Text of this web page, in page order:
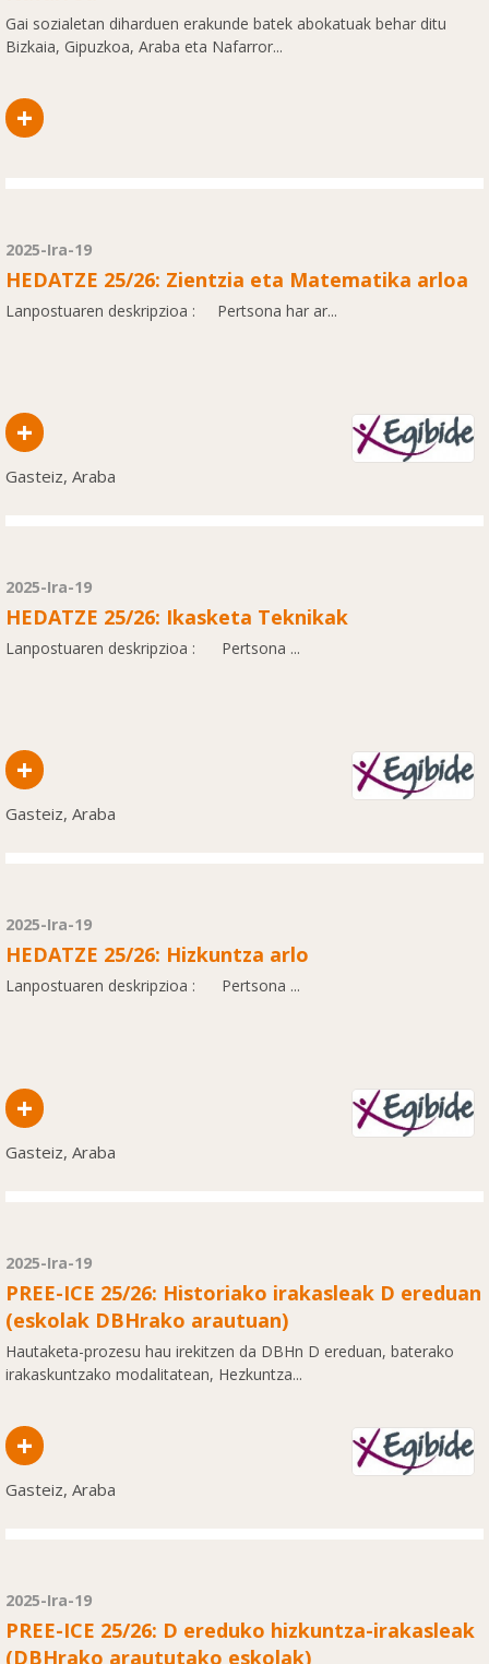
Gai sozialetan diharduen erakunde batek abokatuak behar ditu
Bizkaia, Gipuzkoa, Araba eta Nafarror...
+
2025-Ira-19
HEDATZE 25/26: Zientzia eta Matematika arloa
Lanpostuaren deskripzioa : Pertsona har ar...
+
Gasteiz, Araba
2025-Ira-19
HEDATZE 25/26: Ikasketa Teknikak
Lanpostuaren deskripzioa : Pertsona ...
+
Gasteiz, Araba
2025-Ira-19
HEDATZE 25/26: Hizkuntza arlo
Lanpostuaren deskripzioa : Pertsona ...
+
Gasteiz, Araba
2025-Ira-19
PREE-ICE 25/26: Historiako irakasleak D ereduan
(eskolak DBHrako arautuan)
Hautaketa-prozesu hau irekitzen da DBHn D ereduan, baterako
irakaskuntzako modalitatean, Hezkuntza...
+
Gasteiz, Araba
2025-Ira-19
PREE-ICE 25/26: D ereduko hizkuntza-irakasleak
(DBHrako araututako eskolak)